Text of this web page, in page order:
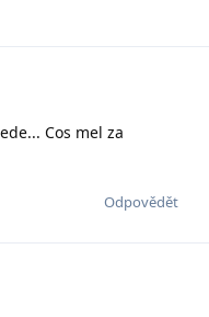
Cos mel za
Odpovědět